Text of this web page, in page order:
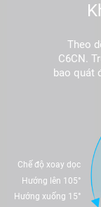
Chế độ xoay dọc
Hướng lên 105°
Hướng xuống 15°
Theo
C6CN.
bao quát